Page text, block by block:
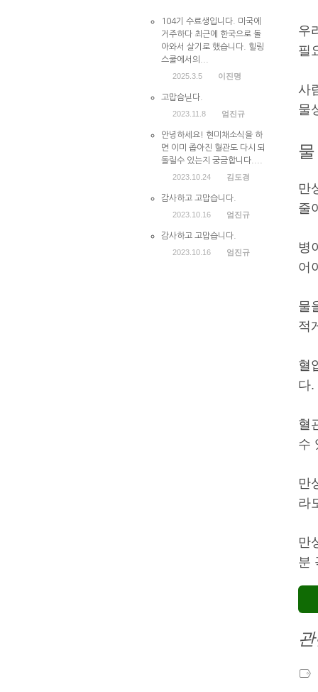
우
필
사
물
만
줄
병
어
물
적
혈
다.
혈
수
만
라
만
분
104기 수료생입니다. 미국에
거주하다 최근에 한국으로 돌
아와서 살기로 했습니다. 힐링
스쿨에서의...
2025.3.5
이진명
고맙슴닏다.
2023.11.8
엄진규
안녕하세요! 현미채소식을 하
면 이미 좁아진 혈관도 다시 되
돌릴수 있는지 궁금합니다....
2023.10.24
김도경
감사하고 고맙습니다.
2023.10.16
엄진규
감사하고 고맙습니다.
2023.10.16
엄진규